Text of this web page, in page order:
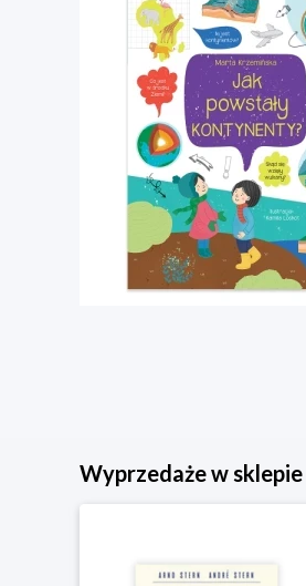
Wyprzedaże w